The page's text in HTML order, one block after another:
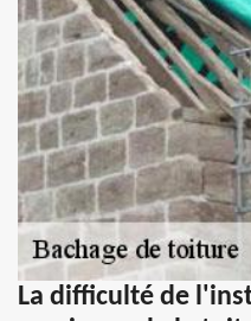
La difficulté de